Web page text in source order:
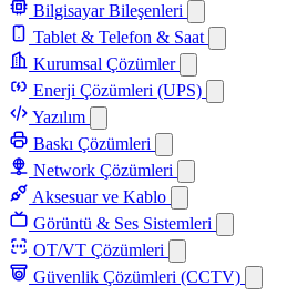
Bilgisayar Bileşenleri
Tablet & Telefon & Saat
Kurumsal Çözümler
Enerji Çözümleri (UPS)
Yazılım
Baskı Çözümleri
Network Çözümleri
Aksesuar ve Kablo
Görüntü & Ses Sistemleri
OT/VT Çözümleri
Güvenlik Çözümleri (CCTV)